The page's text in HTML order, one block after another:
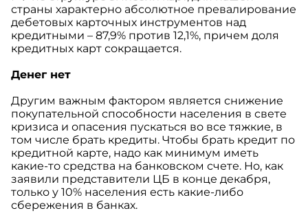
страны характерно абсолютное превалирование
дебетовых карточных инструментов над
кредитными – 87,9% против 12,1%, причем доля
кредитных карт сокращается.
Денег нет
Другим важным фактором является снижение
покупательной способности населения в свете
кризиса и опасения пускаться во все тяжкие, в
том числе брать кредиты. Чтобы брать кредит по
кредитной карте, надо как минимум иметь
какие-то средства на банковском счете. Но, как
заявили представители ЦБ в конце декабря,
только у 10% населения есть какие-либо
сбережения в банках.